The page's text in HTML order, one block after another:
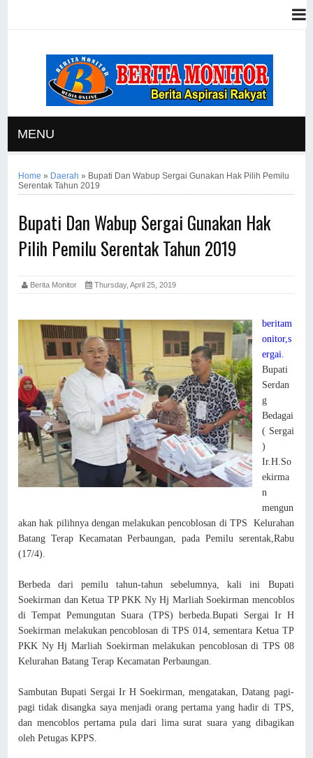
MENU
Home » Daerah » Bupati Dan Wabup Sergai Gunakan Hak Pilih Pemilu
Serentak Tahun 2019
Bupati Dan Wabup Sergai Gunakan Hak
Pilih Pemilu Serentak Tahun 2019
Berita Monitor Thursday, April 25, 2019
beritam
onitor,s
ergai.
Bupati
Serdan
g
Bedagai
( Sergai
)
Ir.H.So
ekirma
n
mengun
akan hak pilihnya dengan melakukan pencoblosan di TPS Kelurahan
Batang Terap Kecamatan Perbaungan, pada Pemilu serentak,Rabu
(17/4).
Berbeda dari pemilu tahun-tahun sebelumnya, kali ini Bupati
Soekirman dan Ketua TP PKK Ny Hj Marliah Soekirman mencoblos
di Tempat Pemungutan Suara (TPS) berbeda.Bupati Sergai Ir H
Soekirman melakukan pencoblosan di TPS 014, sementara Ketua TP
PKK Ny Hj Marliah Soekirman melakukan pencoblosan di TPS 08
Kelurahan Batang Terap Kecamatan Perbaungan.
Sambutan Bupati Sergai Ir H Soekirman, mengatakan, Datang pagi-
pagi tidak disangka saya menjadi orang pertama yang hadir di TPS,
dan mencoblos pertama pula dari lima surat suara yang dibagikan
oleh Petugas KPPS.